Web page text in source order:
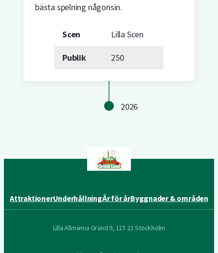
bästa spelning någonsin.
Scen Lilla Scen
Publik 250
2026
AttraktionerUnderhållningÅr för årByggnader & områden
Lilla Allmänna Gränd 9, 115 21 Stockholm